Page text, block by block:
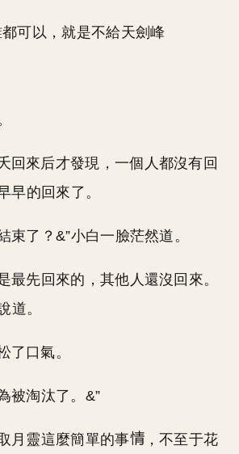
可以，就是不給天劍峰
回來后才發現，一個人都沒有回
早的回來了。
束了？&”小白一臉茫然道。
最先回來的，其他人還沒回來。
道。
了口氣。
被淘汰了。&”
月靈這麼簡單的事 ，不至于花